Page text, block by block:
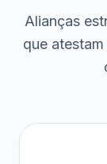
Alianças
que